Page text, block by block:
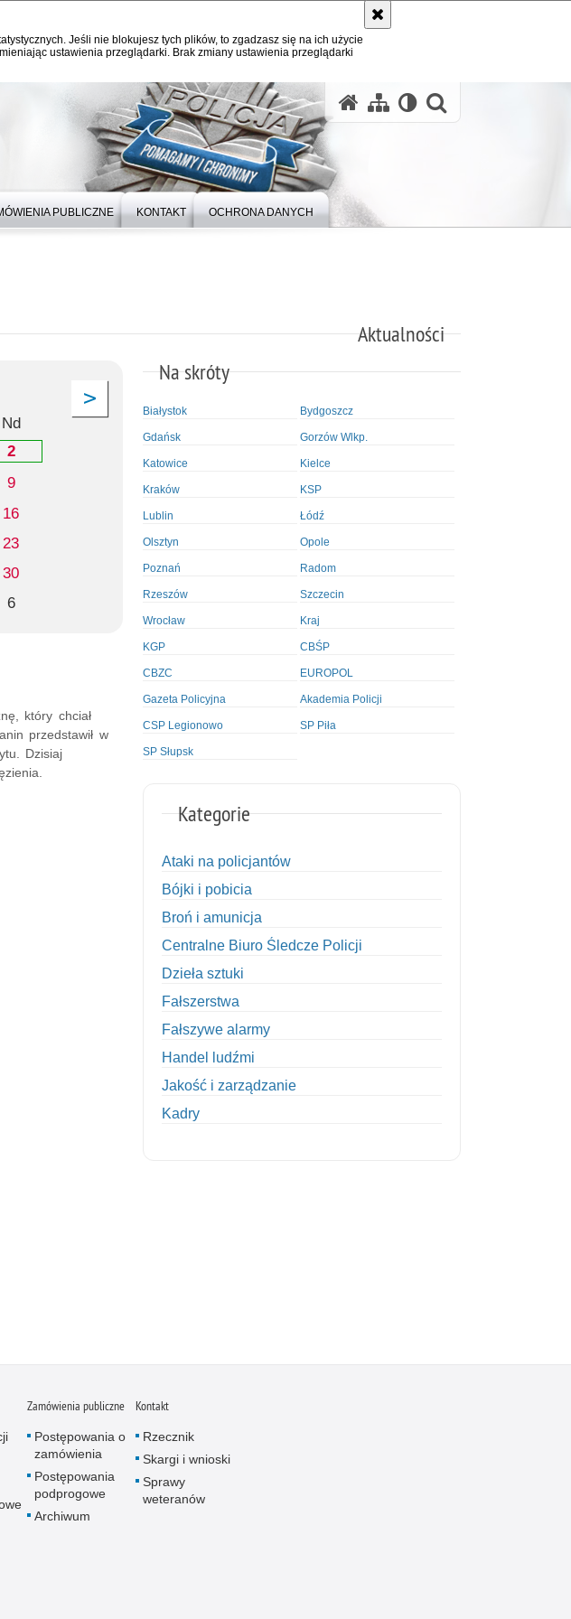
Jeśli nie blokujesz tych plików, to zgadzasz się na ich użycie
ustawienia przeglądarki. Brak zmiany ustawienia przeglądarki
PUBLICZNE KONTAKT OCHRONA DANYCH
Aktualności
Nd
2
9
16
23
30
6
który chciał
przedstawił w
Dzisiaj
Na skróty
Białystok Bydgoszcz
Gdańsk Gorzów Wlkp.
Katowice Kielce
Kraków KSP
Lublin Łódź
Olsztyn Opole
Poznań Radom
Rzeszów Szczecin
Wrocław Kraj
KGP CBŚP
CBZC EUROPOL
Gazeta Policyjna Akademia Policji
CSP Legionowo SP Piła
SP Słupsk
Kategorie
Ataki na policjantów
Bójki i pobicia
Broń i amunicja
Centralne Biuro Śledcze Policji
Dzieła sztuki
Fałszerstwa
Fałszywe alarmy
Handel ludźmi
Jakość i zarządzanie
Kadry
Nietrzeźwi kierujący
Nietrzeźwi opiekunowie
Zamówienia publiczne
Postępowania o
zamówienia
Postępowania
podprogowe
Archiwum
Kontakt
Rzecznik
Skargi i wnioski
Sprawy
weteranów